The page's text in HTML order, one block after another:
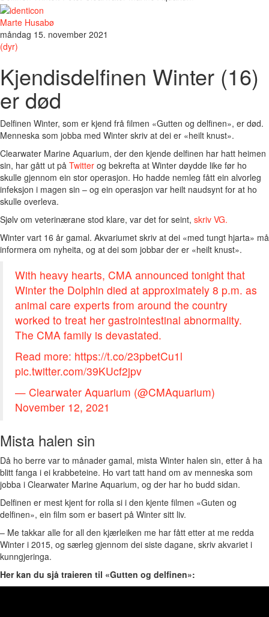
Marte Husabø
måndag 15. november 2021
(dyr)
Kjendisdelfinen Winter (16)
er død
Delfinen Winter, som er kjend frå filmen «Gutten og delfinen», er død.
Menneska som jobba med Winter skriv at dei er «heilt knust».
Clearwater Marine Aquarium, der den kjende delfinen har hatt heimen
sin, har gått ut på Twitter og bekrefta at Winter døydde like før ho
skulle gjennom ein stor operasjon. Ho hadde nemleg fått ein alvorleg
infeksjon i magen sin – og ein operasjon var heilt naudsynt for at ho
skulle overleva.
Sjølv om veterinærane stod klare, var det for seint, skriv VG.
Winter vart 16 år gamal. Akvariumet skriv at dei «med tungt hjarta» må
informera om nyheita, og at dei som jobbar der er «heilt knust».
With heavy hearts, CMA announced tonight that
Winter the Dolphin died at approximately 8 p.m. as
animal care experts from around the country
worked to treat her gastrointestinal abnormality.
The CMA family is devastated.
Read more: https://t.co/23pbetCu1l
pic.twitter.com/39KUcf2jpv
— Clearwater Aquarium (@CMAquarium)
November 12, 2021
Mista halen sin
Då ho berre var to månader gamal, mista Winter halen sin, etter å ha
blitt fanga i ei krabbeteine. Ho vart tatt hand om av menneska som
jobba i Clearwater Marine Aquarium, og der har ho budd sidan.
Delfinen er mest kjent for rolla si i den kjente filmen «Guten og
delfinen», ein film som er basert på Winter sitt liv.
– Me takkar alle for all den kjærleiken me har fått etter at me redda
Winter i 2015, og særleg gjennom dei siste dagane, skriv akvariet i
kunngjeringa.
Her kan du sjå traieren til «Gutten og delfinen»: